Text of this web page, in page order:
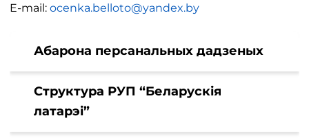
E-mail: ocenka.belloto@yandex.by
Абарона персанальных дадзеных
Структура РУП “Беларускія
латарэі”